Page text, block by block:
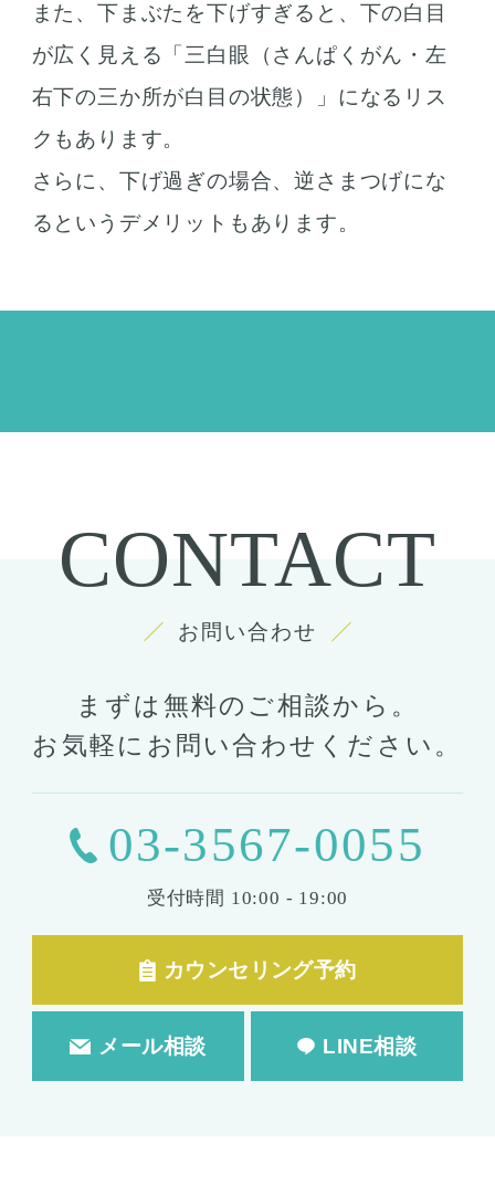
また、下まぶたを下げすぎると、下の白目
が広く見える「三白眼（さんぱくがん・左
右下の三か所が白目の状態）」になるリス
クもあります。
さらに、下げ過ぎの場合、逆さまつげにな
るというデメリットもあります。
CONTACT
お問い合わせ
まずは無料のご相談から。
お気軽にお問い合わせください。
03-3567-0055
受付時間 10:00 - 19:00
カウンセリング予約
メール相談 LINE相談